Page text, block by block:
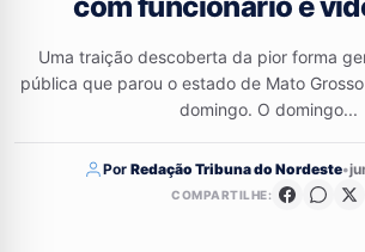
Uma traição descoberta da pior forma
pública que parou o estado de Mato
domingo. O domingo...
Por Redação Tribuna do Nordeste•
COMPARTILHE: